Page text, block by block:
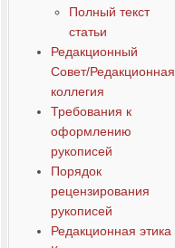
Полный текст
статьи
Редакционный
Совет/Редакционная
коллегия
Требования к
оформлению
рукописей
Порядок
рецензирования
рукописей
Редакционная этика